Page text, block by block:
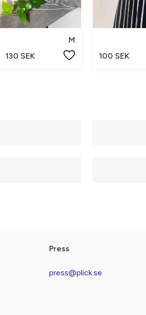
M
130 SEK
100 SEK
Press
press@plick.se